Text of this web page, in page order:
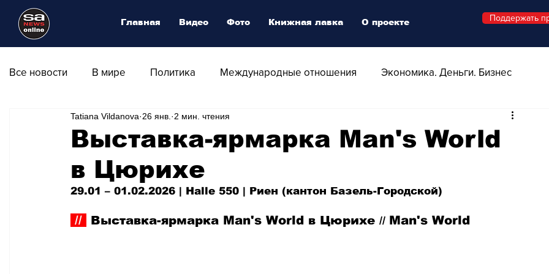
Все новости В мире Политика Международные отношения Экономика. Деньги. Бизнес
Общество Армия Аналитика
Транспорт Культура Магия искусства
Природа - Климат Туризм Спорт Фото Видео Русская Швейцария
Выставка-ярмарка Man's World
в Цюрихе
Tatiana Vildanova 26 янв. 2 мин. чтения
29.01 – 01.02.2026 | Halle 550 | Риен (кантон Базель-Городской)
// Выставка-ярмарка Man's World в Цюрихе // Man's World
Главная Видео Фото Книжная лавка О проекте Поддержать